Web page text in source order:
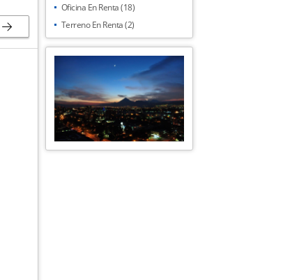
Oficina En Renta (18)
Terreno En Renta (2)